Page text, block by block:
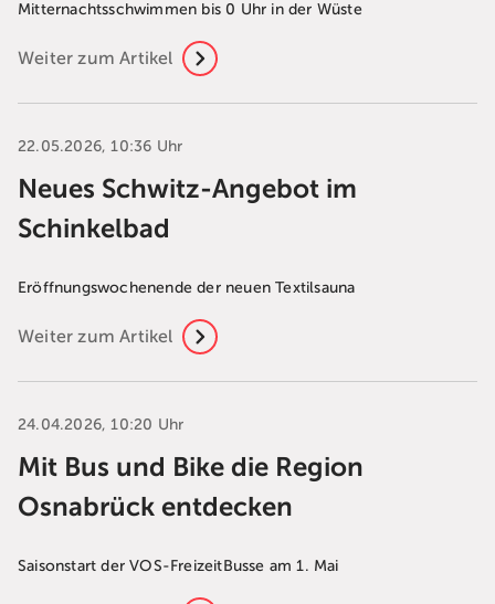
Mitternachtsschwimmen bis 0 Uhr in der Wüste
Weiter zum Artikel
22.05.2026, 10:36 Uhr
Neues Schwitz-Angebot im
Schinkelbad
Eröffnungswochenende der neuen Textilsauna
Weiter zum Artikel
24.04.2026, 10:20 Uhr
Mit Bus und Bike die Region
Osnabrück entdecken
Saisonstart der VOS-FreizeitBusse am 1. Mai